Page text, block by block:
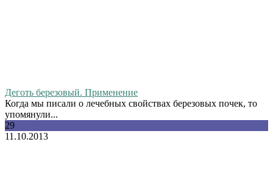
Деготь березовый. Применение
Когда мы писали о лечебных свойствах березовых почек, то
упомянули...
29
11.10.2013